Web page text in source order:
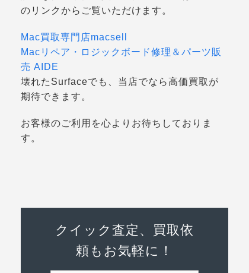
のリンクからご覧いただけます。
Mac買取専門店macsell
Macリペア・ロジックボード修理＆パーツ販
売 AIDE
壊れたSurfaceでも、当店でなら高価買取が
期待できます。
お客様のご利用を心よりお待ちしておりま
す。
クイック査定、買取依
頼もお気軽に！